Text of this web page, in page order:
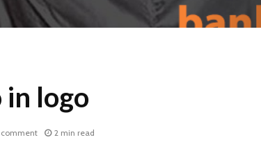
in logo
2 min read